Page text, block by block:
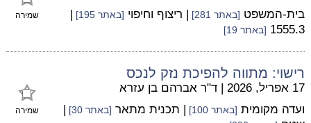
שמירה
בית-המשפט [באתר 281] | ריצוף וחיפוי [באתר 195]
|
1555.3 [באתר 19]
רישוי: מתווה להפיכת נזק לנכס
שמירה
17 אפריל, 2026 | ד"ר אברהם בן עזרא
ועדה מקומית [באתר 100] | תכנית מתאר [באתר 30]
|